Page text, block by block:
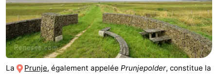
La Prunje, également appeléePrunjepolder, constitue la